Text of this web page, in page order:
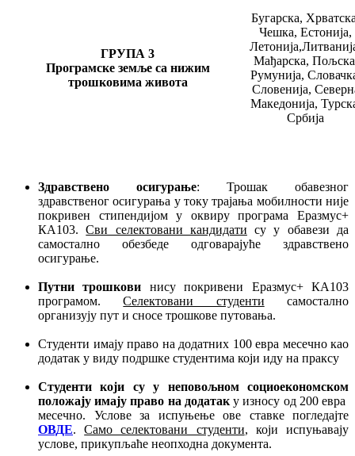
ГРУПА 3
Програмске земље са нижим
трошковима живота
Бугарска,
Чешка, Естонија,
Мађарска,
Румунија,
Словенија,
Македонија,
Србија
Здравствено осигурање: Трошак обавезног
здравственог осигурања у току трајања мобилности није
покривен стипендијом у оквиру програма Еразмус+
КА103.Сви селектовани кандидати су у обавези да
самостално обезбеде одговарајуће здравствено
осигурање.
Путни трошкови нису покривени Еразмус+ КА103
програмом.Селектовани студенти самостално
организују пут и сносе трошкове путовања.
Студенти имају право на додатних 100 евра месечно као
додатак у виду подршке студентима који иду на праксу
Студенти који су у неповољном социоекономском
положају имају право на додатаку износу од 200 евра
месечно. Услове за испуњење ове ставке погледајте
ОВДЕ.Само селектовани студенти, који испуњавају
услове, прикупљаће неопходна документа.